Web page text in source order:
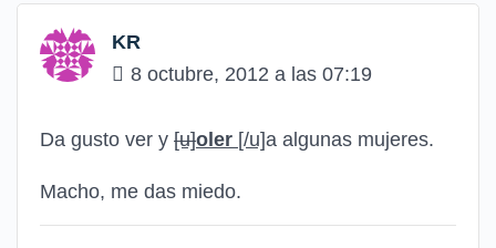
KR
8 octubre, 2012 a las 07:19
Da gusto ver y [u]oler [/u]a algunas mujeres.
Macho, me das miedo.